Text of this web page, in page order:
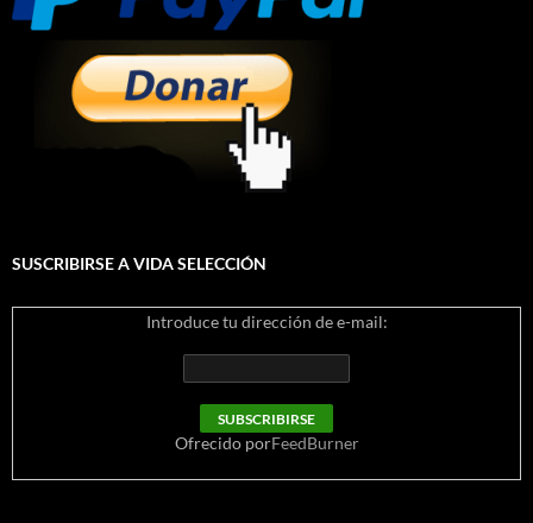
SUSCRIBIRSE A VIDA SELECCIÓN
Introduce tu dirección de e-mail:
Ofrecido porFeedBurner